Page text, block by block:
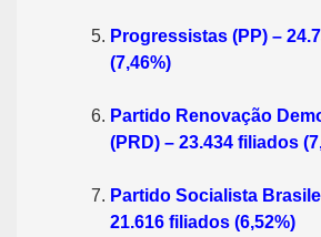
Progressistas (PP) –
(7,46%)
Partido Renovação
(PRD) – 23.434 filiados
Partido Socialista
21.616 filiados (6,52%)